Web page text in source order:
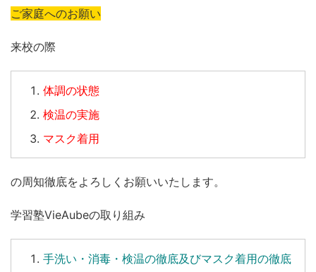
ご家庭へのお願い
来校の際
体調の状態
検温の実施
マスク着用
の周知徹底をよろしくお願いいたします。
学習塾VieAubeの取り組み
手洗い ・ 消毒 ・ 検温の徹底及びマスク着用の徹底